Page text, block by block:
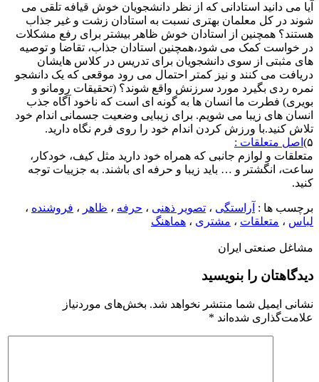
آیا می دانید استادانی که از نظر دانشجویان خوش قیافه تلقی می
شوند در کل معلمان بهتری نسبت به استادان زشت و غیر جذاب
هستند؟ همچنین از استادان خوش ظاهر بیشتر برای رفع مشکلات
در خواست کمک می شود،همچنین استادان جذاب، تقاضا و توصیه
های مثبتی از سوی دانشجویان برای تدریس در کلاس هایشان
دریافت می کنند و نیز کمتر احتمال می رود موقعی که یک دانشجو
نمره ردی بگیرد مورد سرزنش واقع شوند؟ (تحقیقات رومانو و
بویری) فطرت ما انسان ها به گونه ای است که ناخود آگاه جذب
انسان های زیبا می شویم. برای زیبایی وضعیت جسمانی اندام خود
تلاش کنید.با ورزش کردن اندام خود را روی فرم نگاه دارید.
۵) اصل متعلقات :
متعلقات و لوازم جانبی که همراه خود دارید مثل کیف، خودکار،
ساعت، انگشتر و … باید زیبا و حرفه ای باشند. به جزییات توجه
کنید.
برچسب ها : آراستگی ، تصویر ذهنی ، حرفه ، ظاهر ، فروشنده ،
لباس ، متعلقات ، مشتری ، هماهنگ
مشاغل صنعتی ایران
دیدگاهتان را بنویسید
نشانی ایمیل شما منتشر نخواهد شد. بخش‌های موردنیاز
علامت‌گذاری شده‌اند *